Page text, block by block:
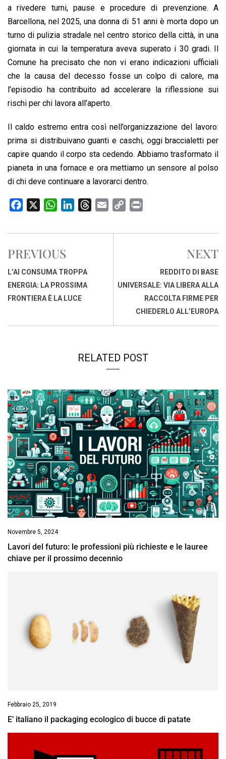
a rivedere turni, pause e procedure di prevenzione. A
Barcellona, nel 2025, una donna di 51 anni è morta dopo un
turno di pulizia stradale nel centro storico della città, in una
giornata in cui la temperatura aveva superato i 30 gradi. Il
Comune ha precisato che non vi erano indicazioni ufficiali
che la causa del decesso fosse un colpo di calore, ma
l’episodio ha contribuito ad accelerare la riflessione sui
rischi per chi lavora all’aperto.
Il caldo estremo entra così nell’organizzazione del lavoro:
prima si distribuivano guanti e caschi, oggi braccialetti per
capire quando il corpo sta cedendo. Abbiamo trasformato il
pianeta in una fornace e ora mettiamo un sensore al polso
di chi deve continuare a lavorarci dentro.
c
b
o
o
k
W
a
s
A
p
p
n
d
I
n
r
a
p
n
i
PREVIOUS
L’AI CONSUMA TROPPA
ENERGIA: LA PROSSIMA
FRONTIERA È LA LUCE
NEXT
REDDITO DI BASE
UNIVERSALE: VIA LIBERA ALLA
RACCOLTA FIRME PER
CHIEDERLO ALL’EUROPA
RELATED POST
Novembre 5, 2024
Lavori del futuro: le professioni più richieste e le lauree
chiave per il prossimo decennio
Febbraio 25, 2019
E’ italiano il packaging ecologico di bucce di patate